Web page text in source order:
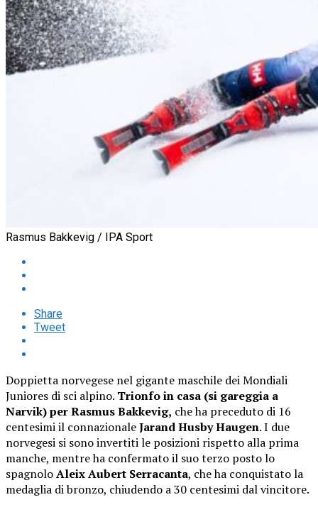
Rasmus Bakkevig / IPA Sport
Share
Tweet
Doppietta norvegese nel gigante maschile dei Mondiali
Juniores di sci alpino. Trionfo in casa (si gareggia a
Narvik) per Rasmus Bakkevig, che ha preceduto di 16
centesimi il connazionaleJarand Husby Haugen. I due
norvegesi si sono invertiti le posizioni rispetto alla prima
manche, mentre ha confermato il suo terzo posto lo
spagnoloAleix Aubert Serracanta, che ha conquistato la
medaglia di bronzo, chiudendo a 30 centesimi dal vincitore.